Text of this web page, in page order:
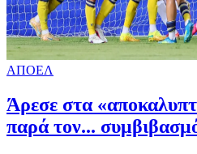
ΑΠΟΕΛ
Άρεσε στα
παρά τον...